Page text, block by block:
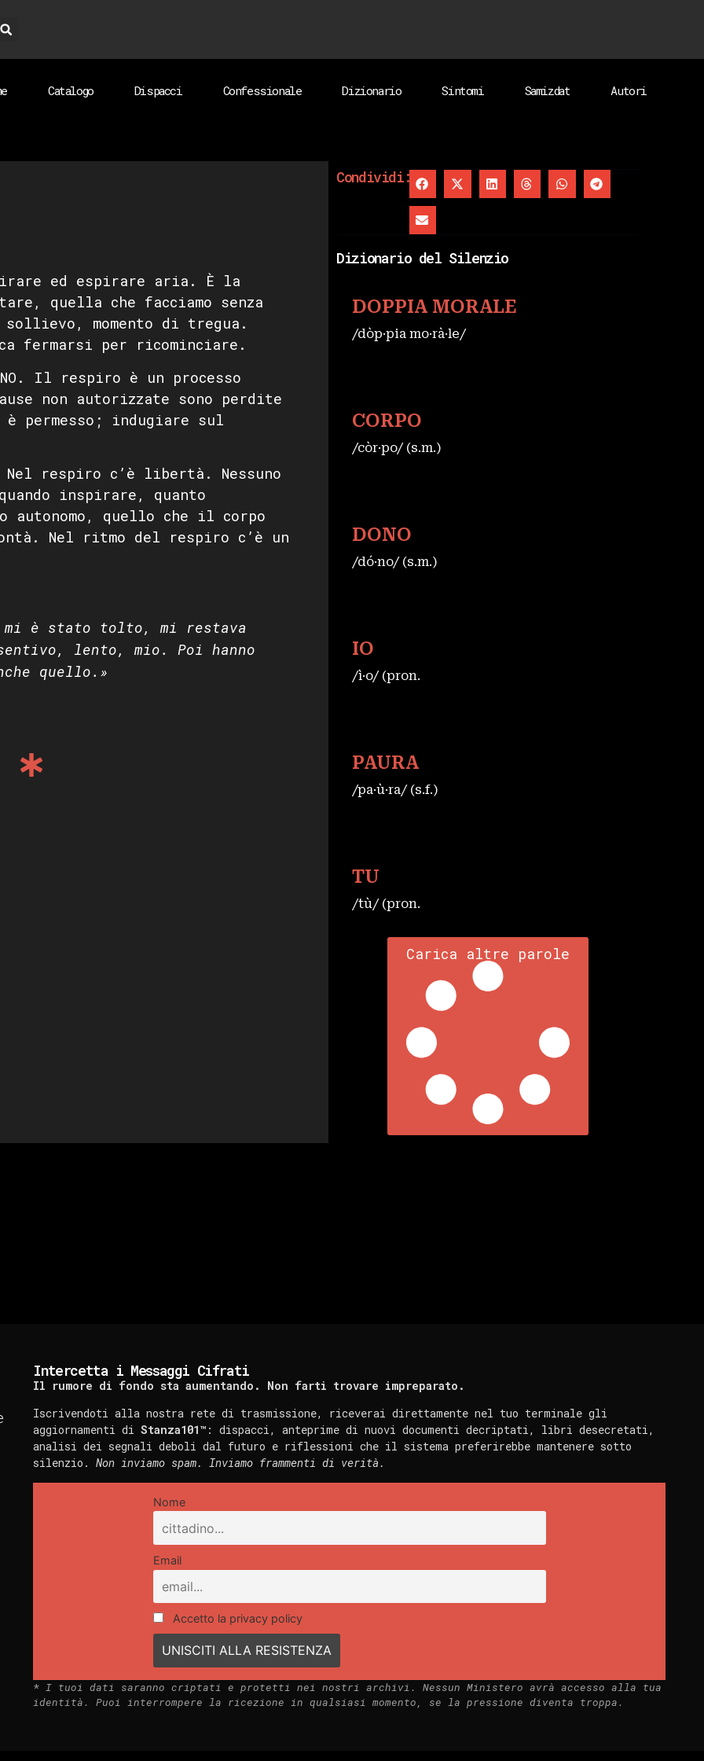
Catalogo Dispacci Confessionale Dizionario Sintomi Samizdat Autori
ed espirare aria. È la
quella che facciamo senza
sollievo, momento di tregua.
fermarsi per ricominciare.
Il respiro è un processo
non autorizzate sono perdite
permesso; indugiare sul
respiro c’è libertà. Nessuno
inspirare, quanto
quello che il corpo
Nel ritmo del respiro c’è un
è stato tolto, mi restava
lento, mio. Poi hanno
quello.»
Condividi:
Dizionario del Silenzio
DOPPIA MORALE
/dòp·pia mo·rà·le/
CORPO
/còr·po/ (s.m.)
DONO
/dó·no/ (s.m.)
IO
/ì·o/ (pron.
PAURA
/pa·ù·ra/ (s.f.)
TU
/tù/ (pron.
Carica altre parole
Intercetta i Messaggi Cifrati
Il rumore di fondo sta aumentando. Non farti trovare impreparato.
Iscrivendoti alla nostra rete di trasmissione, riceverai direttamente nel tuo terminale gli
aggiornamenti diStanza101™ : dispacci, anteprime di nuovi documenti decriptati, libri desecretati,
analisi dei segnali deboli dal futuro e riflessioni che il sistema preferirebbe mantenere sotto
silenzio.Non inviamo spam. Inviamo frammenti di verità.
Nome
Email
Accetto la privacy policy
*I tuoi dati saranno criptati e protetti nei nostri archivi. Nessun Ministero avrà accesso alla tua
identità. Puoi interrompere la ricezione in qualsiasi momento, se la pressione diventa troppa.